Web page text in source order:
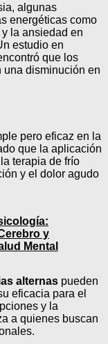
algunas
energéticas como
la ansiedad en
estudio en
que los
una disminución en
pero eficaz en la
que la aplicación
terapia de frío
y el dolor agudo
y
Mental
alternas pueden
eficacia para el
y la
a quienes buscan